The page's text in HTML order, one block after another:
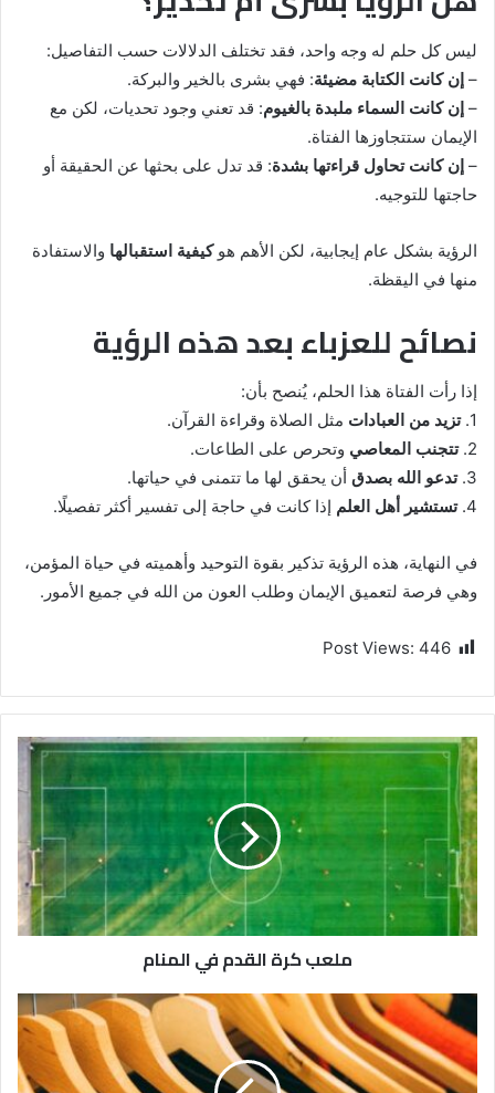
ليس كل حلم له وجه واحد، فقد تختلف الدلالات حسب التفاصيل:
– إن كانت الكتابة مضيئة: فهي بشرى بالخير والبركة.
– إن كانت السماء ملبدة بالغيوم: قد تعني وجود تحديات، لكن مع
الإيمان ستتجاوزها الفتاة.
– إن كانت تحاول قراءتها بشدة: قد تدل على بحثها عن الحقيقة أو
حاجتها للتوجيه.
الرؤية بشكل عام إيجابية، لكن الأهم هوكيفية استقبالها والاستفادة
منها في اليقظة.
نصائح للعزباء بعد هذه الرؤية
إذا رأت الفتاة هذا الحلم، يُنصح بأن:
1. تزيد من العبادات مثل الصلاة وقراءة القرآن.
2. تتجنب المعاصي وتحرص على الطاعات.
3. تدعو الله بصدق أن يحقق لها ما تتمنى في حياتها.
4. تستشير أهل العلم إذا كانت في حاجة إلى تفسير أكثر تفصيلًا.
في النهاية، هذه الرؤية تذكير بقوة التوحيد وأهميته في حياة المؤمن،
وهي فرصة لتعميق الإيمان وطلب العون من الله في جميع الأمور.
Post Views: 446
ملعب كرة القدم في المنام